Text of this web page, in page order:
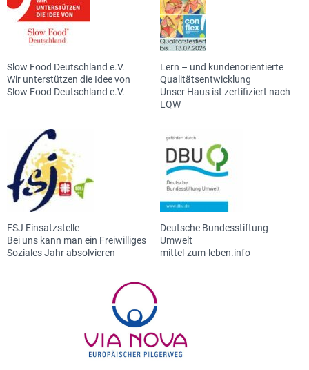
Slow Food Deutschland e.V.
Wir unterstützen die Idee von
Slow Food Deutschland e.V.
Lern – und kundenorientierte
Qualitätsentwicklung
Unser Haus ist zertifiziert nach
LQW
FSJ Einsatzstelle
Bei uns kann man ein Freiwilliges
Soziales Jahr absolvieren
Deutsche Bundesstiftung
Umwelt
mittel-zum-leben.info